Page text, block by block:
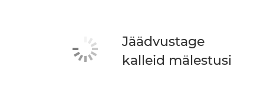
Jäädvustage
kalleid mälestusi